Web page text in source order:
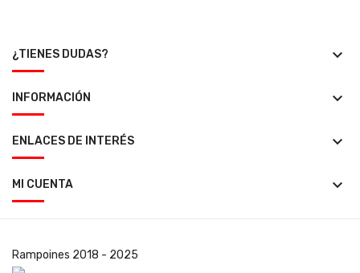
¿TIENES DUDAS? keyboard_arrow_down
INFORMACIÓN keyboard_arrow_down
ENLACES DE INTERÉS keyboard_arrow_down
MI CUENTA keyboard_arrow_down
Rampoines 2018 - 2025